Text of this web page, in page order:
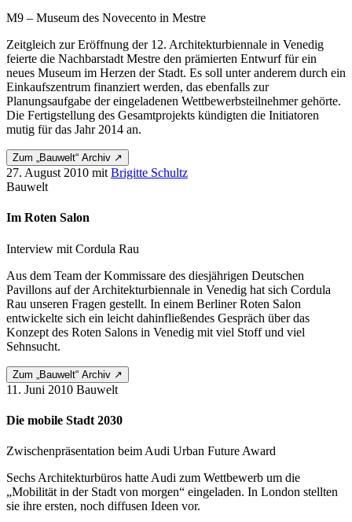
M9 – Museum des Novecento in Mestre
Zeitgleich zur Eröffnung der 12. Architekturbiennale in Venedig
feierte die Nachbarstadt Mestre den prämierten Entwurf für ein
neues Museum im Herzen der Stadt. Es soll unter anderem durch ein
Einkaufszen­trum finanziert werden, das ebenfalls zur
Planungsaufgabe der eingeladenen Wettbewerbsteilnehmer gehörte.
Die Fertigstellung des Gesamtprojekts kündigten die Initiatoren
mutig für das Jahr 2014 an.
Zum „Bauwelt“ Archiv ↗
27. August 2010 mit Brigitte Schultz
Bauwelt
Im Roten Salon
Interview mit Cordula Rau
Aus dem Team der Kommissare des diesjährigen Deutschen
Pavillons auf der Architekturbiennale in Venedig hat sich Cordula
Rau unseren Fragen gestellt. In einem Berliner Roten Salon
entwickelte sich ein leicht dahinfließendes Gespräch über das
Konzept des Roten Salons in Venedig mit viel Stoff und viel
Sehnsucht.
Zum „Bauwelt“ Archiv ↗
11. Juni 2010 Bauwelt
Die mobile Stadt 2030
Zwischenpräsentation beim Audi Urban Future Award
Sechs Architekturbüros hatte Audi zum Wettbewerb um die
„Mobilität in der Stadt von morgen“ eingeladen. In London stellten
sie ihre ersten, noch diffusen Ideen vor.